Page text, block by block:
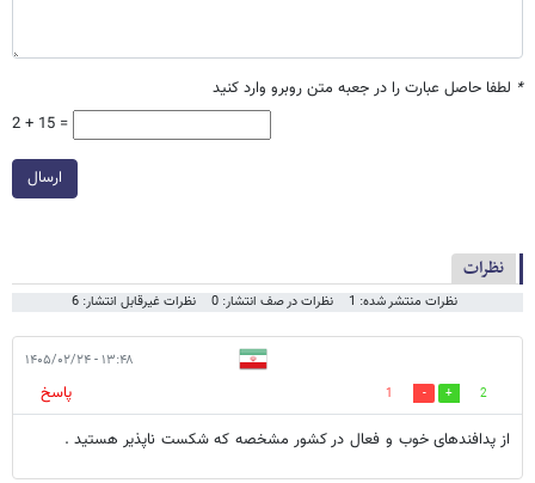
* لطفا حاصل عبارت را در جعبه متن روبرو وارد کنید
2 + 15 =
ارسال
نظرات
نظرات منتشر شده: 1 نظرات در صف انتشار: 0 نظرات غیرقابل انتشار: 6
۱۳:۴۸ - ۱۴۰۵/۰۲/۲۴
2
1
پاسخ
از پدافندهای خوب و فعال در کشور مشخصه که شکست ناپذیر هستید .